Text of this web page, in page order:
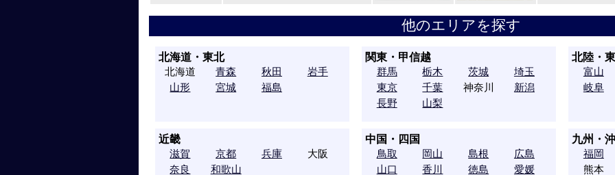
他のエリアを探す
北海道・東北
北海道 青森 秋田
岩手
山形
宮城 福島
関東・甲信越
群馬 栃木 茨城
埼玉
東京
千葉 神奈川
新潟
長野
山梨
北陸・
富山
岐阜
近畿
滋賀 京都 兵庫
大阪
奈良
和歌山
中国・四国
鳥取 岡山 島根
広島
山口
香川 徳島
愛媛
九州・
福岡
熊本